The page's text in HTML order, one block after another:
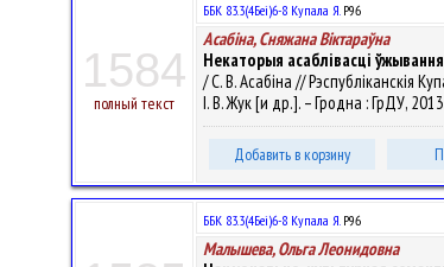
1584
полный текст
ББК 83.3(4Беі)6-8 Купала Я.Р96
Асабіна, Сняжана Віктараўна
Некаторыя асаблівасці
/ С. В. Асабіна // Рэспубліканскія
І. В. Жук [и др.]. – Гродна : ГрДУ,
Добавить в корзину
ББК 83.3(4Беі)6-8 Купала Я.Р96
Малышева, Ольга Леонидовна